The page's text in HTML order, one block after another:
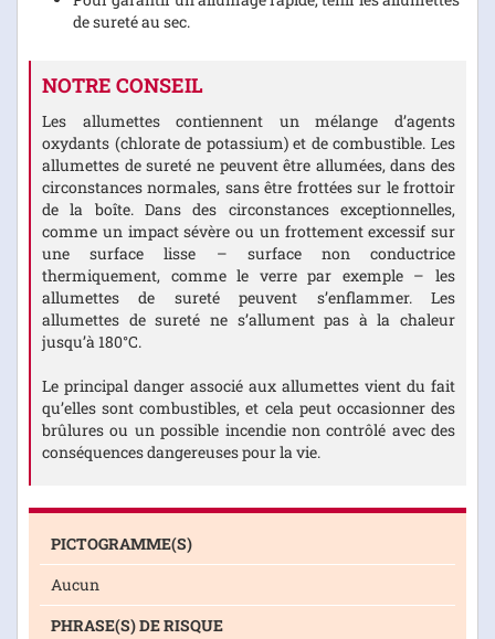
de sureté au sec.
NOTRE CONSEIL
Les allumettes contiennent un mélange d’agents
oxydants (chlorate de potassium) et de combustible. Les
allumettes de sureté ne peuvent être allumées, dans des
circonstances normales, sans être frottées sur le frottoir
de la boîte. Dans des circonstances exceptionnelles,
comme un impact sévère ou un frottement excessif sur
une surface lisse – surface non conductrice
thermiquement, comme le verre par exemple – les
allumettes de sureté peuvent s’enflammer. Les
allumettes de sureté ne s’allument pas à la chaleur
jusqu’à 180°C.
Le principal danger associé aux allumettes vient du fait
qu’elles sont combustibles, et cela peut occasionner des
brûlures ou un possible incendie non contrôlé avec des
conséquences dangereuses pour la vie.
PICTOGRAMME(S)
Aucun
PHRASE(S) DE RISQUE